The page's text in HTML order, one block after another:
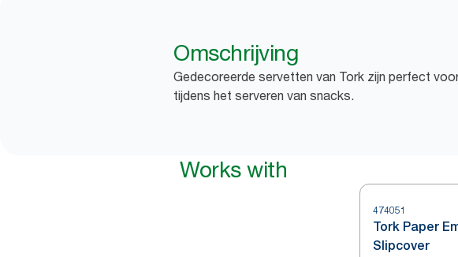
Omschrijving
Gedecoreerde servetten van Tork zijn perfect
tijdens het serveren van snacks.
Works with
474051
Tork Paper
Slipcover